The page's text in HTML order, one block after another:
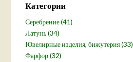
Категории
Серебрение (41)
Латунь (34)
Ювелирные изделия, бижутерия (33)
Фарфор (32)